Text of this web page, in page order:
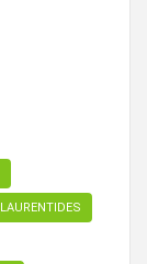
LAURENTIDES